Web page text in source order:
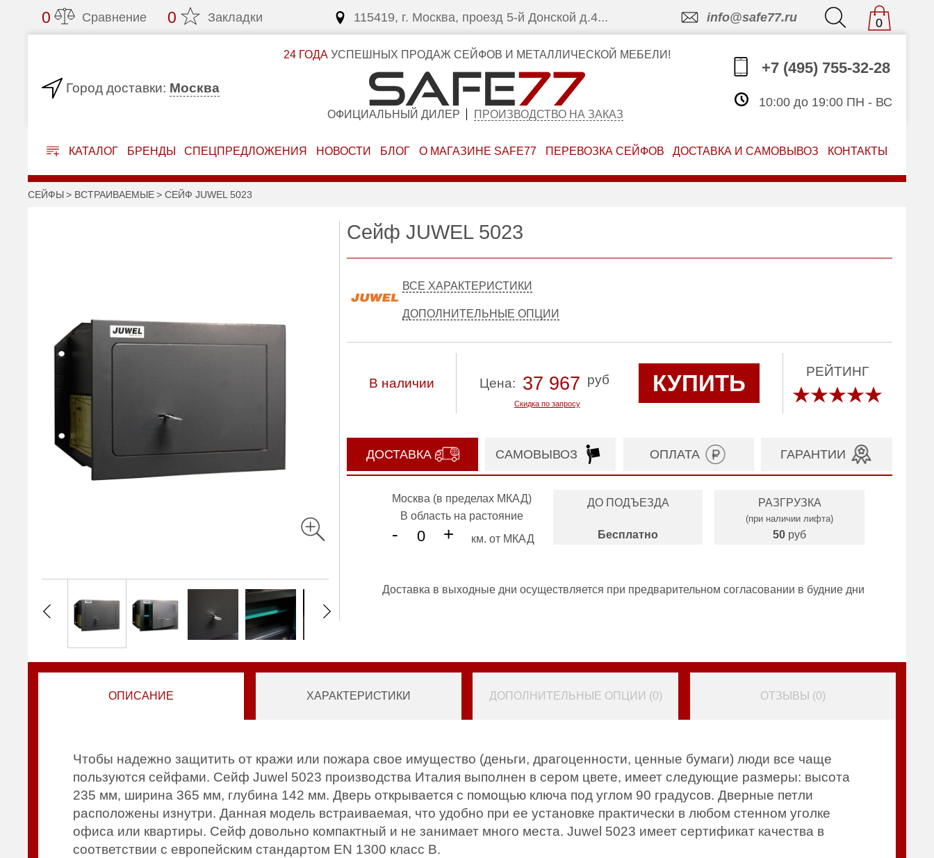
0 Сравнение 0 Закладки 115419, г. Москва, проезд 5-й Донской д.4... info@safe77.ru 0
Город доставки: Москва
24 ГОДАУСПЕШНЫХ ПРОДАЖ СЕЙФОВ И МЕТАЛЛИЧЕСКОЙ МЕБЕЛИ!
ОФИЦИАЛЬНЫЙ ДИЛЕР ПРОИЗВОДСТВО НА ЗАКАЗ
+7 (495) 755-32-28
10:00 до 19:00 ПН - ВС
КАТАЛОГ БРЕНДЫ СПЕЦПРЕДЛОЖЕНИЯ НОВОСТИ БЛОГ О МАГАЗИНЕ SAFE77 ПЕРЕВОЗКА СЕЙФОВ ДОСТАВКА И САМОВЫВОЗ КОНТАКТЫ
СЕЙФЫ ВСТРАИВАЕМЫЕ СЕЙФ JUWEL 5023
Сейф JUWEL 5023
ВСЕ ХАРАКТЕРИСТИКИ
ДОПОЛНИТЕЛЬНЫЕ ОПЦИИ
В наличии Цена: 37 967
Скидка по запросу
руб КУПИТЬ РЕЙТИНГ
ДОСТАВКА САМОВЫВОЗ ОПЛАТА ГАРАНТИИ
Москва (в пределах МКАД)
В область на растояние
- + км. от МКАД
ДО ПОДЪЕЗДА
Бесплатно
РАЗГРУЗКА
(при наличии лифта)
50 руб
Доставка в выходные дни осуществляется при предварительном согласовании в будние дни
ОПИСАНИЕ ХАРАКТЕРИСТИКИ ДОПОЛНИТЕЛЬНЫЕ ОПЦИИ (0) ОТЗЫВЫ (0)
Чтобы надежно защитить от кражи или пожара свое имущество (деньги, драгоценности, ценные бумаги) люди все чаще
пользуются сейфами. Сейф Juwel 5023 производства Италия выполнен в сером цвете, имеет следующие размеры: высота
235 мм, ширина 365 мм, глубина 142 мм. Дверь открывается с помощью ключа под углом 90 градусов. Дверные петли
расположены изнутри. Данная модель встраиваемая, что удобно при ее установке практически в любом стенном уголке
офиса или квартиры. Сейф довольно компактный и не занимает много места. Juwel 5023 имеет сертификат качества в
соответствии с европейским стандартом EN 1300 класс В.